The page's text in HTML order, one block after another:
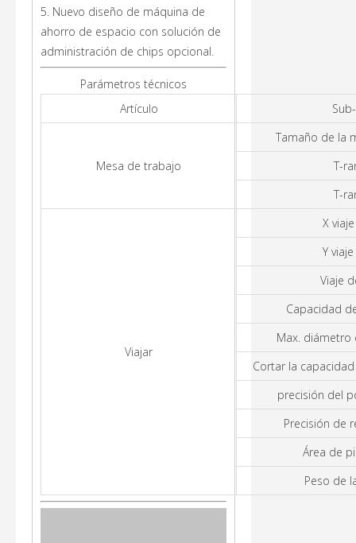
5. Nuevo diseño de máquina de
ahorro de espacio con solución de
administración de chips opcional.
Parámetros técnicos
Artículo
Mesa de trabajo
Tamaño de la
T-
T-
Viajar
X
Y
Viaje
Capacidad
Max. diámetro
Cortar la
precisión del
Precisión de
Área de
Peso de